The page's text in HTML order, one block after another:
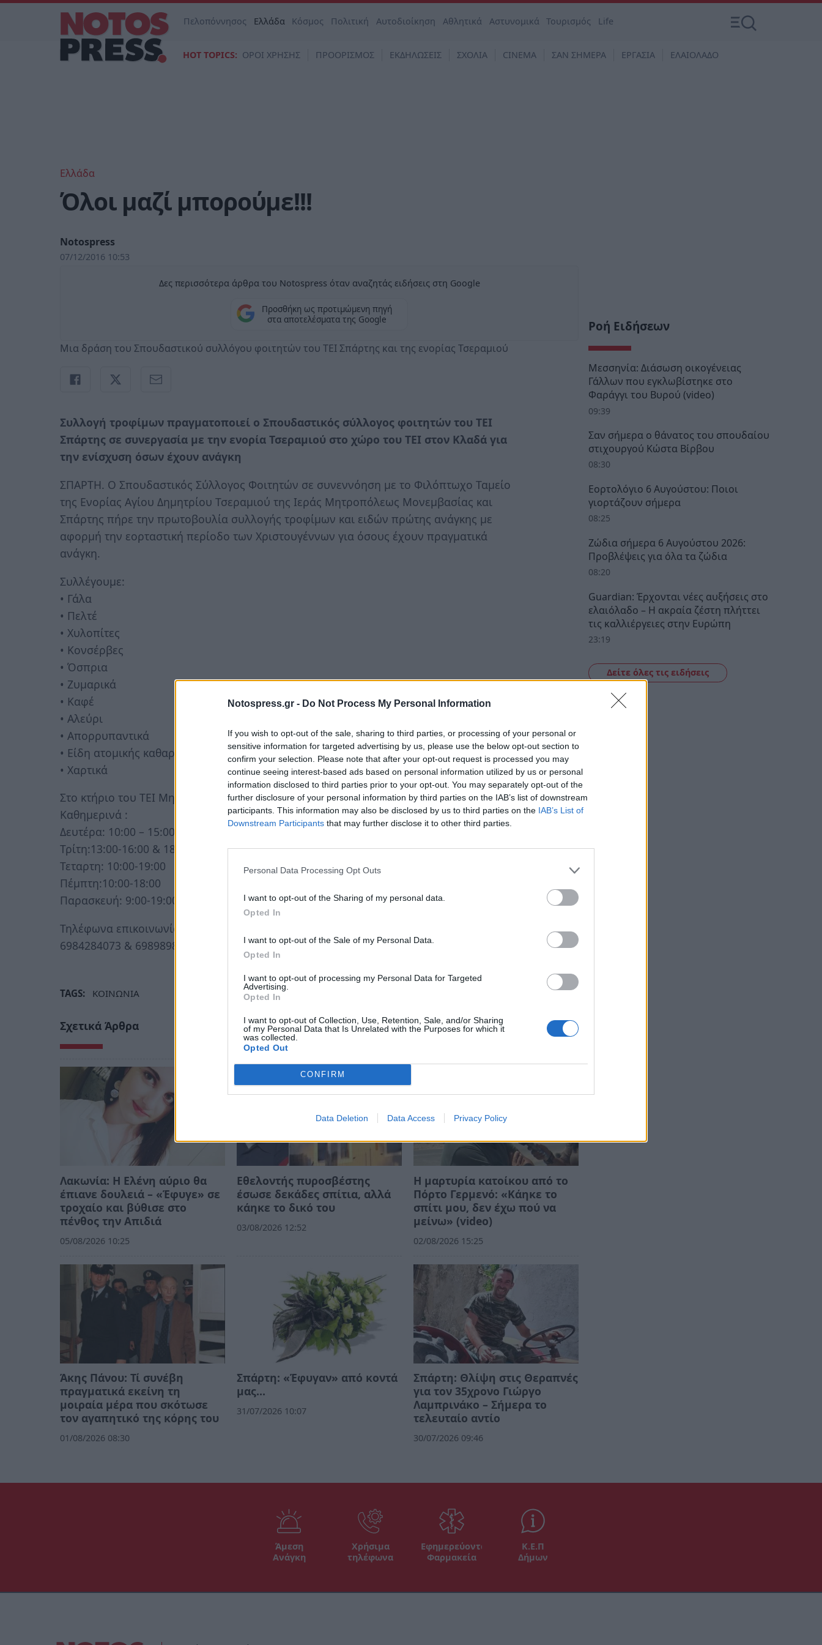
Notospress.gr - Do Not Process My Personal Information
If you wish to opt-out of the sale, sharing to third parties, or processing of your personal or
sensitive information for targeted advertising by us, please use the below opt-out section to
confirm your selection. Please note that after your opt-out request is processed you may
continue seeing interest-based ads based on personal information utilized by us or personal
information disclosed to third parties prior to your opt-out. You may separately opt-out of the
further disclosure of your personal information by third parties on the IAB’s list of downstream
participants. This information may also be disclosed by us to third parties on the IAB’s List of
Downstream Participants that may further disclose it to other third parties.
Personal Data Processing Opt Outs
I want to opt-out of the Sharing of my personal data.
Opted In
I want to opt-out of the Sale of my Personal Data.
Opted In
I want to opt-out of processing my Personal Data for Targeted
Advertising.
Opted In
I want to opt-out of Collection, Use, Retention, Sale, and/or Sharing
of my Personal Data that Is Unrelated with the Purposes for which it
was collected.
Opted Out
CONFIRM
Data Deletion Data Access Privacy Policy
Πελοπόννησος Ελλάδα Κόσμος Πολιτική Αυτοδιοίκηση Αθλητικά Αστυνομικά Τουρισμός Life
HOT TOPICS: ΟΡΟΙ ΧΡΗΣΗΣ ΠΡΟΟΡΙΣΜΟΣ ΕΚΔΗΛΩΣΕΙΣ ΣΧΟΛΙΑ CINEMA ΣΑΝ ΣΗΜΕΡΑ ΕΡΓΑΣΙΑ ΕΛΑΙΟΛΑΔΟ
Ελλάδα
Όλοι μαζί μπορούμε!!!
Notospress
07/12/2016 10:53
Δες περισσότερα άρθρα του Notospress όταν αναζητάς ειδήσεις στη Google
Προσθήκη ως προτιμώμενη πηγή
στα αποτελέσματα της Google
Μια δράση του Σπουδαστικού συλλόγου φοιτητών του ΤΕΙ Σπάρτης και της ενορίας Τσεραμιού
Συλλογή τροφίμων πραγματοποιεί ο Σπουδαστικός σύλλογος φοιτητών του ΤΕΙ
Σπάρτης σε συνεργασία με την ενορία Τσεραμιού στο χώρο του ΤΕΙ στον Κλαδά για
την ενίσχυση όσων έχουν ανάγκη
ΣΠΑΡΤΗ. Ο Σπουδαστικός Σύλλογος Φοιτητών σε συνεννόηση με το Φιλόπτωχο Ταμείο
της Ενορίας Αγίου Δημητρίου Τσεραμιού της Ιεράς Μητροπόλεως Μονεμβασίας και
Σπάρτης πήρε την πρωτοβουλία συλλογής τροφίμων και ειδών πρώτης ανάγκης με
αφορμή την εορταστική περίοδο των Χριστουγέννων για όσους έχουν πραγματικά
ανάγκη.
Συλλέγουμε:
• Γάλα
• Πελτέ
• Χυλοπίτες
• Κονσέρβες
• Όσπρια
• Ζυμαρικά
• Καφέ
• Αλεύρι
• Απορρυπαντικά
• Είδη ατομικής καθαριότητας (π.χ. για πιάτα - ρουχα κλπ)
• Χαρτικά
Στο κτήριο του ΤΕΙ Μηχανικών Πληροφορικής στον Κλαδά.
Καθημερινά :
Δευτέρα: 10:00 – 15:00 & 16:00-18:00
Τρίτη:13:00-16:00 & 18:00-20:00
Τεταρτη: 10:00-19:00
Πέμπτη:10:00-18:00
Παρασκευή: 9:00-19:00
Τηλέφωνα επικοινωνίας:
6984284073 & 6989898887 & 6984479153
TAGS: ΚΟΙΝΩΝΙΑ
Σχετικά Άρθρα
Λακωνία: Η Ελένη αύριο θα
έπιανε δουλειά – «Έφυγε» σε
τροχαίο και βύθισε στο
πένθος την Απιδιά
05/08/2026 10:25
Εθελοντής πυροσβέστης
έσωσε δεκάδες σπίτια, αλλά
κάηκε το δικό του
03/08/2026 12:52
Η μαρτυρία κατοίκου από το
Πόρτο Γερμενό: «Κάηκε το
σπίτι μου, δεν έχω πού να
μείνω» (video)
02/08/2026 15:25
Άκης Πάνου: Τί συνέβη
πραγματικά εκείνη τη
μοιραία μέρα που σκότωσε
τον αγαπητικό της κόρης του
01/08/2026 08:30
Σπάρτη: «Έφυγαν» από κοντά
μας…
31/07/2026 10:07
Σπάρτη: Θλίψη στις Θεραπνές
για τον 35χρονο Γιώργο
Λαμπρινάκο – Σήμερα το
τελευταίο αντίο
30/07/2026 09:46
Ροή Ειδήσεων
Μεσσηνία: Διάσωση οικογένειας
Γάλλων που εγκλωβίστηκε στο
Φαράγγι του Βυρού (video)
09:39
Σαν σήμερα ο θάνατος του σπουδαίου
στιχουργού Κώστα Βίρβου
08:30
Εορτολόγιο 6 Αυγούστου: Ποιοι
γιορτάζουν σήμερα
08:25
Ζώδια σήμερα 6 Αυγούστου 2026:
Προβλέψεις για όλα τα ζώδια
08:20
Guardian: Έρχονται νέες αυξήσεις στο
ελαιόλαδο – Η ακραία ζέστη πλήττει
τις καλλιέργειες στην Ευρώπη
23:19
Δείτε όλες τις ειδήσεις
Άμεση
Ανάγκη
Χρήσιμα
τηλέφωνα
Εφημερεύοντα
Φαρμακεία
Κ.Ε.Π
Δήμων